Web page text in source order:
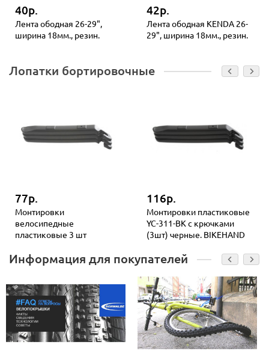
40р.
Лента ободная 26-29",
ширина 18мм., резин.
42р.
Лента ободная KENDA 26-
29", ширина 18мм., резин.
Лопатки бортировочные
77р.
Монтировки
велосипедные
пластиковые 3 шт
116р.
Монтировки пластиковые
YC-311-BK с крючками
(3шт) черные. BIKEHAND
Информация для покупателей